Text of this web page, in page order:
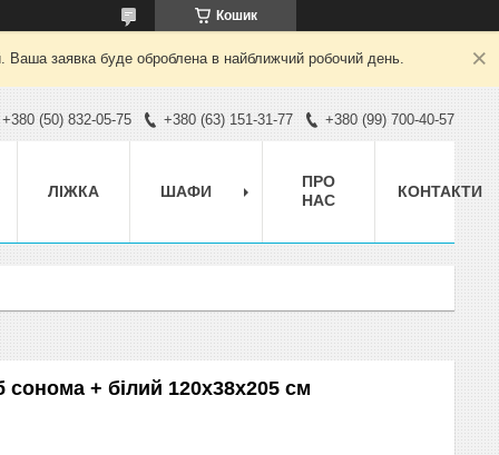
Кошик
Ваша заявка буде оброблена в найближчий робочий день.
+380 (50) 832-05-75 +380 (63) 151-31-77 +380 (99) 700-40-57
ЛІЖКА ШАФИ
ПРО
НАС
КОНТАКТИ
+ білий 120х38х205 см